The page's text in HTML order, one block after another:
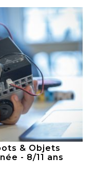
& Objets
- 8/11 ans